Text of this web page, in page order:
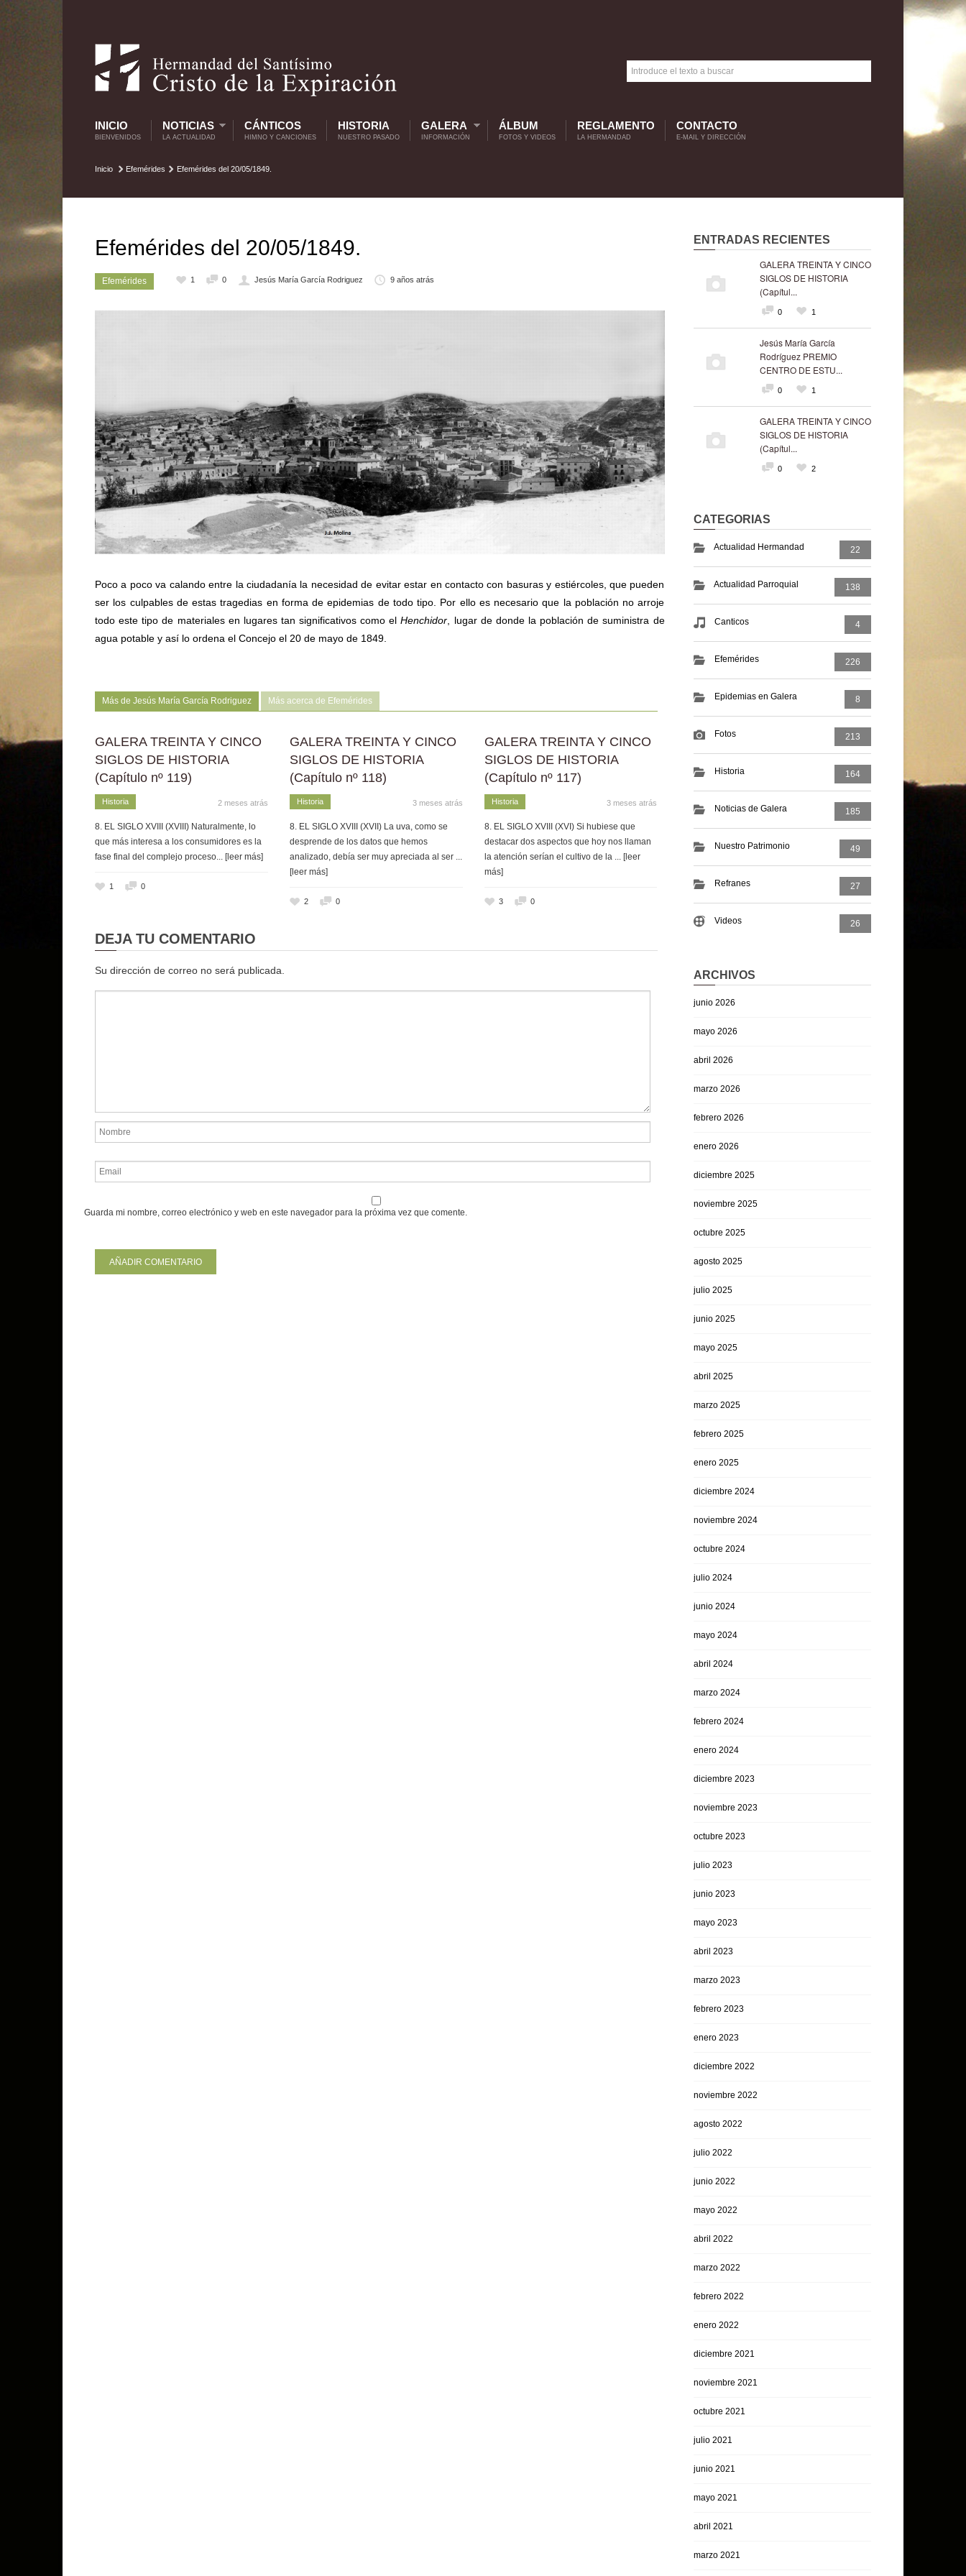
INICIO
BIENVENIDOS
NOTICIAS
LA ACTUALIDAD
CÁNTICOS
HIMNO Y CANCIONES
HISTORIA
NUESTRO PASADO
GALERA
INFORMACIÓN
ÁLBUM
FOTOS Y VIDEOS
REGLAMENTO
LA HERMANDAD
CONTACTO
E-MAIL Y DIRECCIÓN
Inicio Efemérides Efemérides del 20/05/1849.
Efemérides del 20/05/1849.
Efemérides 1 0 Jesús María García Rodriguez 9 años atrás
Poco a poco va calando entre la ciudadanía la necesidad de evitar estar en contacto con basuras y estiércoles, que pueden
ser los culpables de estas tragedias en forma de epidemias de todo tipo. Por ello es necesario que la población no arroje
todo este tipo de materiales en lugares tan significativos como elHenchidor, lugar de donde la población de suministra de
agua potable y así lo ordena el Concejo el 20 de mayo de 1849.
Más de Jesús María García Rodriguez Más acerca de Efemérides
GALERA TREINTA Y CINCO
SIGLOS DE HISTORIA
(Capítulo nº 119)
Historia 2 meses atrás
8. EL SIGLO XVIII (XVIII) Naturalmente, lo
que más interesa a los consumidores es la
fase final del complejo proceso... [leer más]
1 0
GALERA TREINTA Y CINCO
SIGLOS DE HISTORIA
(Capítulo nº 118)
Historia 3 meses atrás
8. EL SIGLO XVIII (XVII) La uva, como se
desprende de los datos que hemos
analizado, debía ser muy apreciada al ser ...
[leer más]
2 0
GALERA TREINTA Y CINCO
SIGLOS DE HISTORIA
(Capítulo nº 117)
Historia 3 meses atrás
8. EL SIGLO XVIII (XVI) Si hubiese que
destacar dos aspectos que hoy nos llaman
la atención serían el cultivo de la ... [leer
más]
3 0
DEJA TU COMENTARIO
Su dirección de correo no será publicada.
Guarda mi nombre, correo electrónico y web en este navegador para la próxima vez que comente.
ENTRADAS RECIENTES
GALERA TREINTA Y CINCO
SIGLOS DE HISTORIA
(Capítul...
0 1
Jesús María García
Rodríguez PREMIO
CENTRO DE ESTU...
0 1
GALERA TREINTA Y CINCO
SIGLOS DE HISTORIA
(Capítul...
0 2
CATEGORIAS
Actualidad Hermandad 22
Actualidad Parroquial 138
Canticos 4
Efemérides 226
Epidemias en Galera 8
Fotos 213
Historia 164
Noticias de Galera 185
Nuestro Patrimonio 49
Refranes 27
Videos 26
ARCHIVOS
junio 2026
mayo 2026
abril 2026
marzo 2026
febrero 2026
enero 2026
diciembre 2025
noviembre 2025
octubre 2025
agosto 2025
julio 2025
junio 2025
mayo 2025
abril 2025
marzo 2025
febrero 2025
enero 2025
diciembre 2024
noviembre 2024
octubre 2024
julio 2024
junio 2024
mayo 2024
abril 2024
marzo 2024
febrero 2024
enero 2024
diciembre 2023
noviembre 2023
octubre 2023
julio 2023
junio 2023
mayo 2023
abril 2023
marzo 2023
febrero 2023
enero 2023
diciembre 2022
noviembre 2022
agosto 2022
julio 2022
junio 2022
mayo 2022
abril 2022
marzo 2022
febrero 2022
enero 2022
diciembre 2021
noviembre 2021
octubre 2021
julio 2021
junio 2021
mayo 2021
abril 2021
marzo 2021